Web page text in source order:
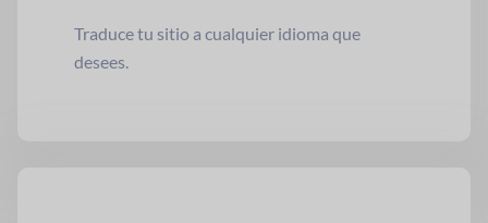
Traduce tu sitio a cualquier idioma que
desees.